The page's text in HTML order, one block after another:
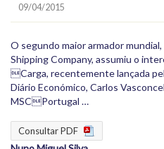
09/04/2015
O segundo maior armador
Shipping Company, assumiu o
Carga, recentemente lançada
Diário Económico, Carlos
MSCPortugal …
Consultar PDF